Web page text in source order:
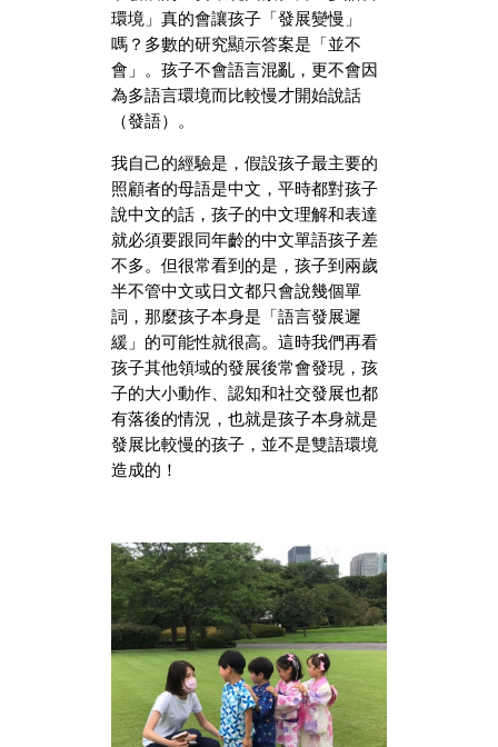
環境」真的會讓孩子「發展變慢」
嗎？多數的研究顯示答案是「並不
會」。孩子不會語言混亂，更不會因
為多語言環境而比較慢才開始說話
（發語）。
我自己的經驗是，假設孩子最主要的
照顧者的母語是中文，平時都對孩子
說中文的話，孩子的中文理解和表達
就必須要跟同年齡的中文單語孩子差
不多。但很常看到的是，孩子到兩歲
半不管中文或日文都只會說幾個單
詞，那麼孩子本身是「語言發展遲
緩」的可能性就很高。這時我們再看
孩子其他領域的發展後常會發現，孩
子的大小動作、認知和社交發展也都
有落後的情況，也就是孩子本身就是
發展比較慢的孩子，並不是雙語環境
造成的！